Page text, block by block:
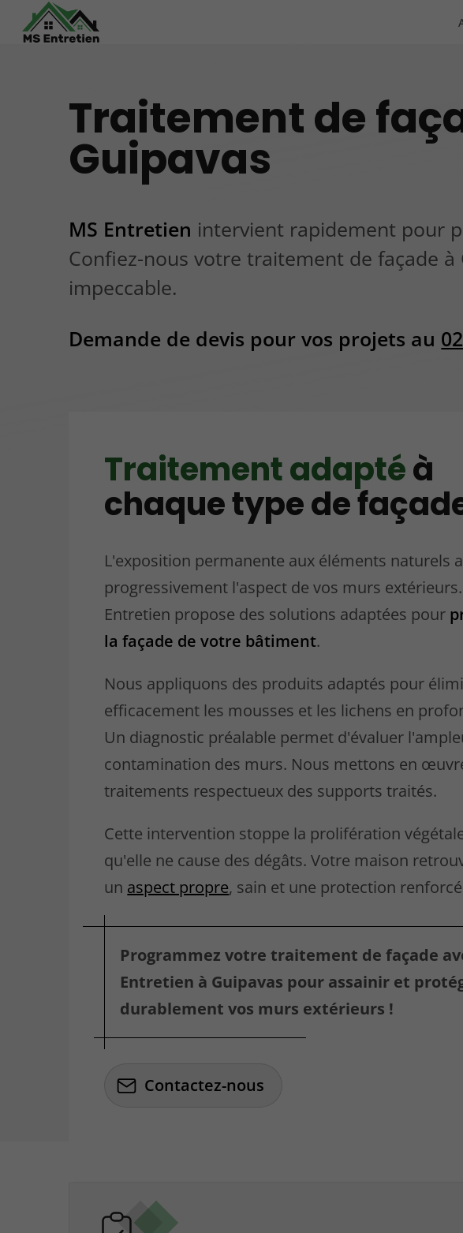
Traitement de
Guipavas
MS Entretien intervient rapidement pour
Confiez-nous votre traitement de façade
impeccable.
Demande de devis pour vos projets au
Traitement adaptéà
chaque type de
L'exposition permanente aux éléments naturels
progressivement l'aspect de vos murs
Entretien propose des solutions adaptées pour
la façade de votre bâtiment.
Nous appliquons des produits adaptés pour
efficacement les mousses et les lichens en
Un diagnostic préalable permet d'évaluer
contamination des murs. Nous mettons en
traitements respectueux des supports traités.
Cette intervention stoppe la prolifération
qu'elle ne cause des dégâts. Votre maison
un aspect propre, sain et une protection
Programmez votre traitement de façade
Entretien à Guipavas pour assainir et
durablement vos murs extérieurs !
Contactez-nous